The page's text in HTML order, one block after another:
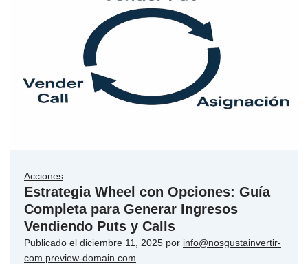
Acciones
Estrategia Wheel con Opciones: Guía
Completa para Generar Ingresos
Vendiendo Puts y Calls
Publicado el diciembre 11, 2025 por info@nosgustainvertir-
com.preview-domain.com